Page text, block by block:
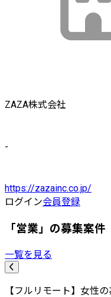
ZAZA株式会社
-
https://zazainc.co.jp/
ログイン会員登録
「営業」の募集案件
一覧を見る
【フルリモート】女性